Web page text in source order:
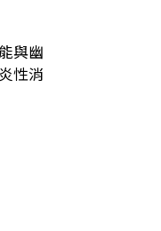
與幽
性消